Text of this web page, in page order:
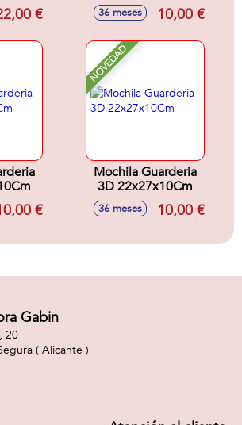
€ 36 meses 10,00 €
€
NOVEDAD
Mochila Guarderia
3D 22x27x10Cm
36 meses 10,00 €
Gabin
20
( Alicante )